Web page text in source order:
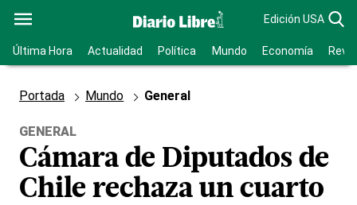
Edición USA
Última Hora Actualidad Política Mundo Economía
Portada Mundo General
GENERAL
Cámara de Diputados de
Chile rechaza un cuarto